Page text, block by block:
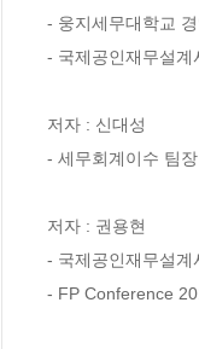
- 웅지세무대학교
- 국제공인재무설계
저자 : 신대성
- 세무회계이수 팀
저자 : 권용현
- 국제공인재무설계
- FP Conference